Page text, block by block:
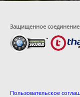
Защищенное соединение
Пользовательское